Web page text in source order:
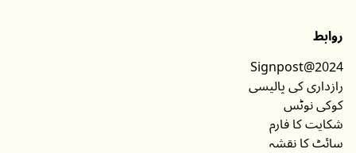
روابط
Signpost@2024
رازداری کی پالیسی
کوکی نوٹس
شکایت کا فارم
سائٹ کا نقشہ